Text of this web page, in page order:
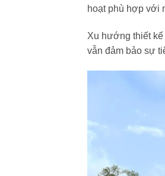
hoạt phù hợp với
Xu hướng thiết
vẫn đảm bảo sự